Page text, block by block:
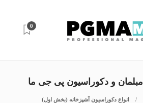
0
و دکوراسیون پی جی ما
انواع دکوراسیون آشپزخانه (بخش اول)